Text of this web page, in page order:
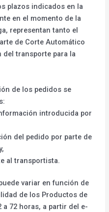
plazos indicados en la
en el momento de la
representan tanto el
de Corte Automático
del transporte para la
de los pedidos se
introducida por
del pedido por parte de
al transportista.
variar en función de
de los Productos de
72 horas, a partir del e-